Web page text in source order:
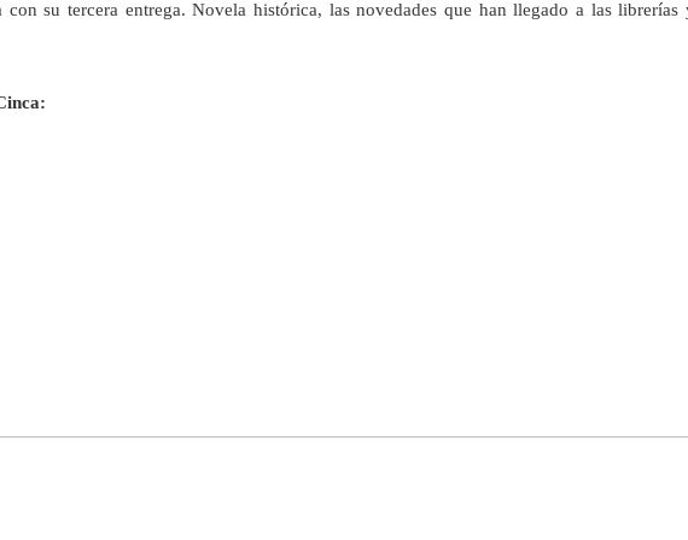
su tercera entrega. Novela histórica, las novedades que han llegado a las